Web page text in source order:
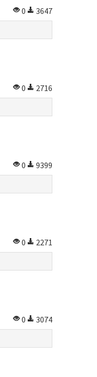
0
3647
0
2716
0
9399
0
2271
0
3074